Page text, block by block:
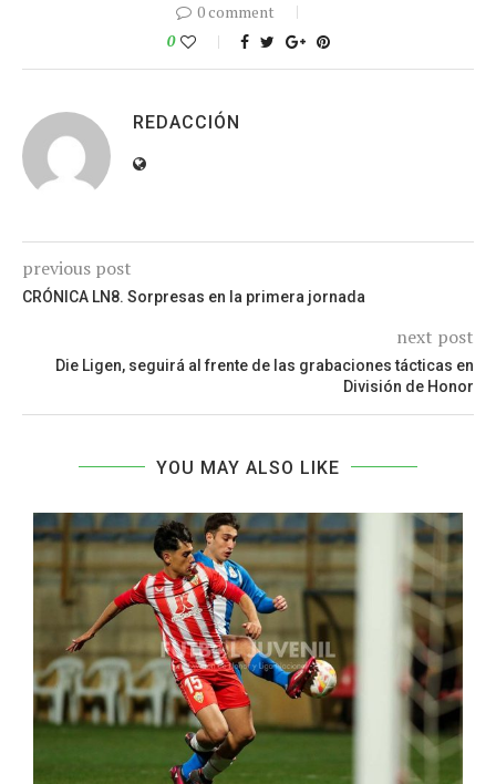
0 comment
0
REDACCIÓN
previous post
CRÓNICA LN8. Sorpresas en la primera jornada
next post
Die Ligen, seguirá al frente de las grabaciones tácticas en
División de Honor
YOU MAY ALSO LIKE